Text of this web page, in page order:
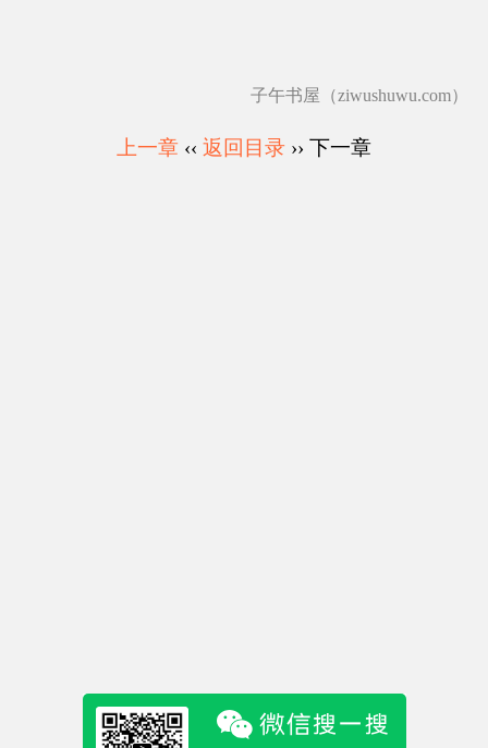
子午书屋（ziwushuwu.com）
上一章 ‹‹ 返回目录 ›› 下一章